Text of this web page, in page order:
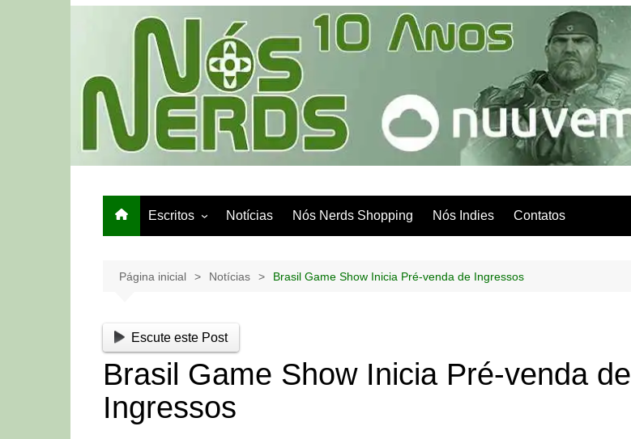
Escritos
Papo de Bar
Notícias Nós Nerds Shopping Nós Indies Contatos
Página inicial Notícias Brasil Game Show Inicia Pré-venda de Ingressos
Escute este Post
Brasil Game Show Inicia Pré-venda de
Ingressos